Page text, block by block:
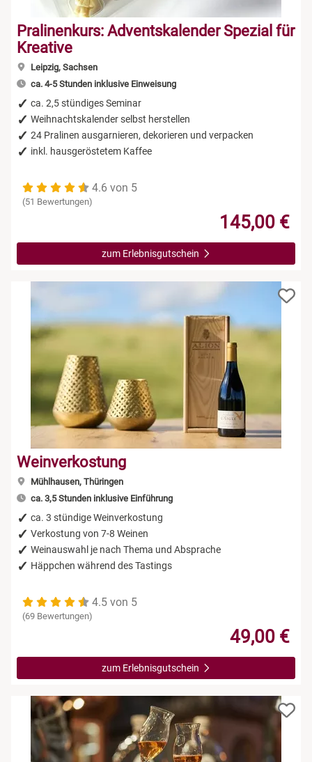
Pralinenkurs: Adventskalender Spezial für
Kreative
Leipzig, Sachsen
ca. 4-5 Stunden inklusive Einweisung
ca. 2,5 stündiges Seminar
Weihnachtskalender selbst herstellen
24 Pralinen ausgarnieren, dekorieren und verpacken
inkl. hausgeröstetem Kaffee
4.6 von 5
(51 Bewertungen)
145,00 €
zum Erlebnisgutschein
Weinverkostung
Mühlhausen, Thüringen
ca. 3,5 Stunden inklusive Einführung
ca. 3 stündige Weinverkostung
Verkostung von 7-8 Weinen
Weinauswahl je nach Thema und Absprache
Häppchen während des Tastings
4.5 von 5
(69 Bewertungen)
49,00 €
zum Erlebnisgutschein